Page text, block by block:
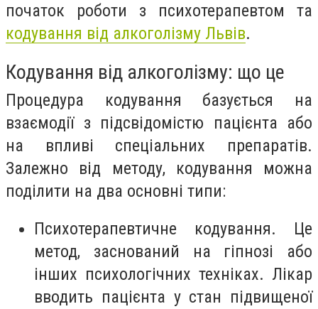
початок роботи з психотерапевтом та
кодування від алкоголізму Львів.
Кодування від алкоголізму: що це
Процедура кодування базується на
взаємодії з підсвідомістю пацієнта або
на впливі спеціальних препаратів.
Залежно від методу, кодування можна
поділити на два основні типи:
Психотерапевтичне кодування. Це
метод, заснований на гіпнозі або
інших психологічних техніках. Лікар
вводить пацієнта у стан підвищеної